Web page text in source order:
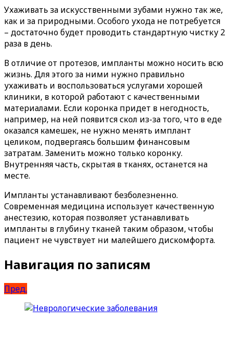
Ухаживать за искусственными зубами нужно так же,
как и за природными. Особого ухода не потребуется
– достаточно будет проводить стандартную чистку 2
раза в день.
В отличие от протезов, импланты можно носить всю
жизнь. Для этого за ними нужно правильно
ухаживать и воспользоваться услугами хорошей
клиники, в которой работают с качественными
материалами. Если коронка придет в негодность,
например, на ней появится скол из-за того, что в еде
оказался камешек, не нужно менять имплант
целиком, подвергаясь большим финансовым
затратам. Заменить можно только коронку.
Внутренняя часть, скрытая в тканях, останется на
месте.
Импланты устанавливают безболезненно.
Современная медицина использует качественную
анестезию, которая позволяет устанавливать
импланты в глубину тканей таким образом, чтобы
пациент не чувствует ни малейшего дискомфорта.
Навигация по записям
Пред.